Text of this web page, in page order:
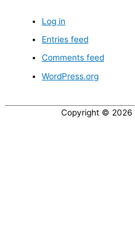
Log in
Entries feed
Comments feed
WordPress.org
Copyright © 2026